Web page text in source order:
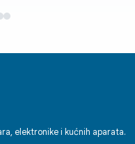
elektronike i kućnih aparata.